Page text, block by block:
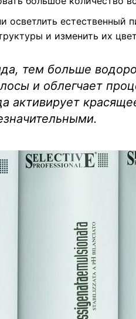
осветлить естественный
и изменить их
тем больше
и облегчает
активирует